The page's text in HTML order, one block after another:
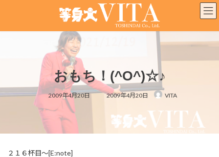
ン
プ
ー
動
おもち！(^O^)☆♪
2009年4月20日
最
終
日
時
2009年4月20日 VITA
２１６杯目～[E:note]